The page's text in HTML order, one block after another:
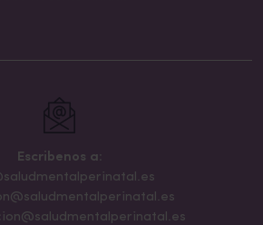
Escribenos a: